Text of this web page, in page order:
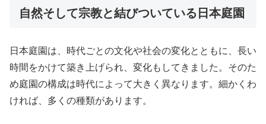
自然そして宗教と結びついている日本庭園
日本庭園は、時代ごとの文化や社会の変化とともに、長い
時間をかけて築き上げられ、変化もしてきました。そのた
め庭園の構成は時代によって大きく異なります。細かくわ
ければ、多くの種類があります。